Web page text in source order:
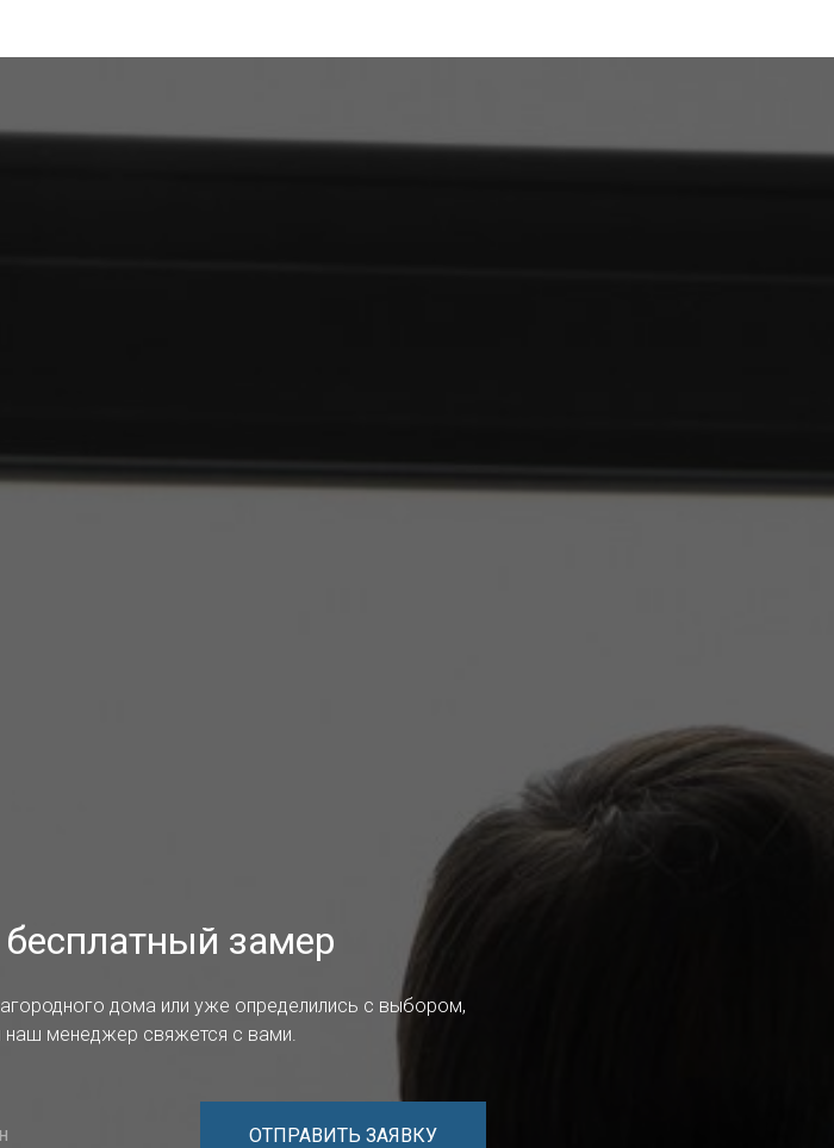
замер
дома или уже определились с выбором,
наш менеджер свяжется с вами.
ОТПРАВИТЬ ЗАЯВКУ